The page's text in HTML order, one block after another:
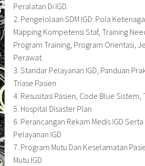
Peralatan Di IGD.
2. Pengelolaan SDM IGD: Pola
Mapping Kompetensi Staf, Training
Program Training, Program Orientasi,
Perawat.
3. Standar Pelayanan IGD, Panduan
Triase Pasien
4. Resusitasi Pasien, Code Blue Sistem,
5. Hospital Disaster Plan
6. Perancangan Rekam Medis IGD
Pelayanan IGD
7. Program Mutu Dan Keselamatan
Mutu IGD